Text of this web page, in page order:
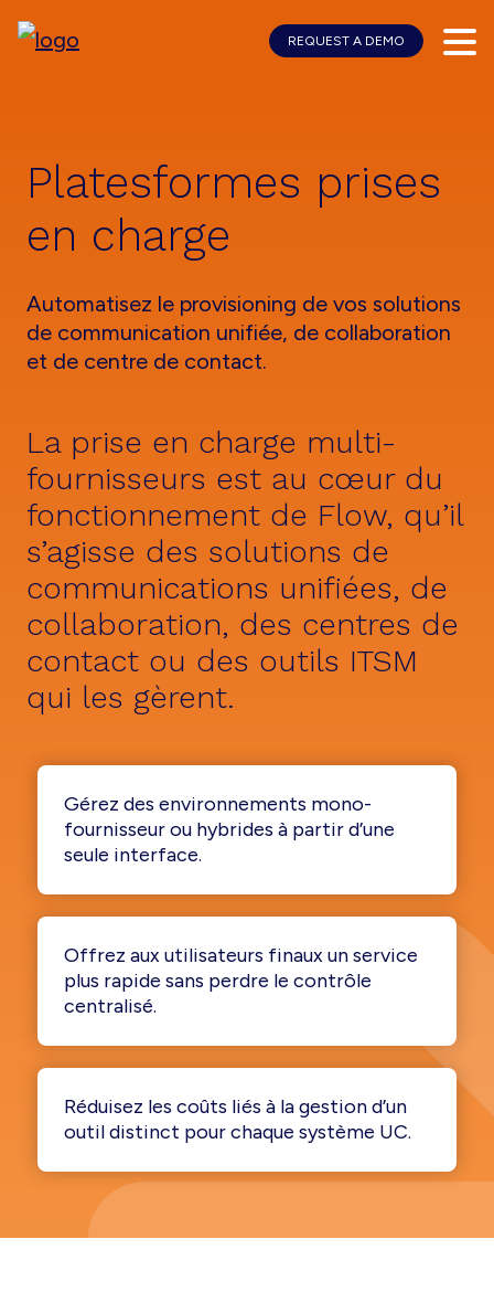
Platesformes prises
en charge
Automatisez le provisioning de vos solutions
de communication unifiée, de collaboration
et de centre de contact.
La prise en charge multi-
fournisseurs est au cœur du
fonctionnement de Flow, qu’il
s’agisse des solutions de
communications unifiées, de
collaboration, des centres de
contact ou des outils ITSM
qui les gèrent.
Gérez des environnements mono-
fournisseur ou hybrides à partir d’une
seule interface.
Offrez aux utilisateurs finaux un service
plus rapide sans perdre le contrôle
centralisé.
Réduisez les coûts liés à la gestion d’un
outil distinct pour chaque système UC.
REQUEST A DEMO